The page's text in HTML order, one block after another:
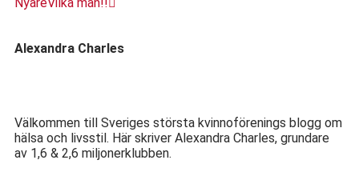
Alexandra Charles
Välkommen till Sveriges största kvinnoförenings blogg om
hälsa och livsstil. Här skriver Alexandra Charles, grundare
av 1,6 & 2,6 miljonerklubben.